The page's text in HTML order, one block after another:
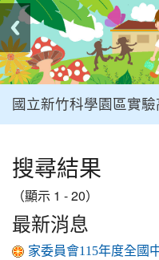
國立新竹科學園區實
搜尋結果
（顯示 1 - 20）
最新消息
家委員會115年度全國